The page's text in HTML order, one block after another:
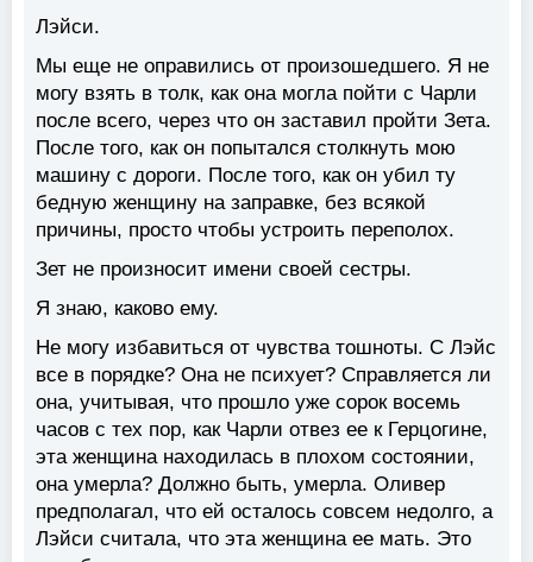
Лэйси.
Мы еще не оправились от произошедшего. Я не
могу взять в толк, как она могла пойти с Чарли
после всего, через что он заставил пройти Зета.
После того, как он попытался столкнуть мою
машину с дороги. После того, как он убил ту
бедную женщину на заправке, без всякой
причины, просто чтобы устроить переполох.
Зет не произносит имени своей сестры.
Я знаю, каково ему.
Не могу избавиться от чувства тошноты. С Лэйс
все в порядке? Она не психует? Справляется ли
она, учитывая, что прошло уже сорок восемь
часов с тех пор, как Чарли отвез ее к Герцогине,
эта женщина находилась в плохом состоянии,
она умерла? Должно быть, умерла. Оливер
предполагал, что ей осталось совсем недолго, а
Лэйси считала, что эта женщина ее мать. Это